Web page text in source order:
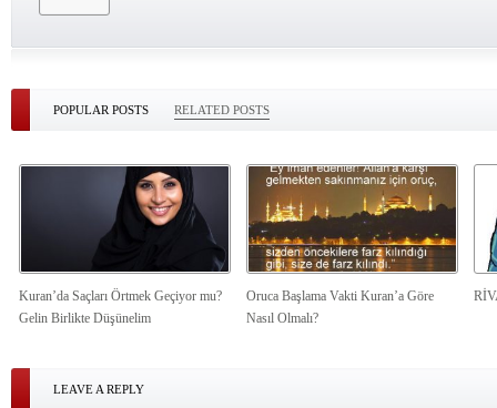
POPULAR POSTS RELATED POSTS
Kuran’da Saçları Örtmek Geçiyor mu?
Gelin Birlikte Düşünelim
Oruca Başlama Vakti Kuran’a Göre
Nasıl Olmalı?
LEAVE A REPLY